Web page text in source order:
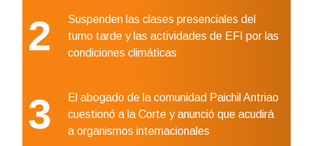
2
Suspenden las clases presenciales del
turno tarde y las actividades de EFI por las
condiciones climáticas
3
El abogado de la comunidad Paichil Antriao
cuestionó a la Corte y anunció que acudirá
a organismos internacionales